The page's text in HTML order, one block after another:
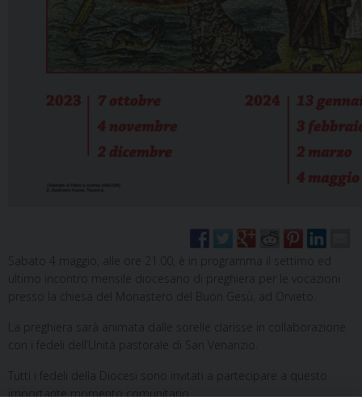
Sabato 4 maggio, alle ore 21.00, è in programma il settimo ed
ultimo incontro mensile diocesano di preghiera per le vocazioni
presso la chiesa del Monastero del Buon Gesù, ad Orvieto.
La preghiera sarà animata dalle sorelle clarisse in collaborazione
con i fedeli dell’Unità pastorale di San Venanzio.
Tutti i fedeli della Diocesi sono invitati a partecipare a questo
importante momento comunitario.